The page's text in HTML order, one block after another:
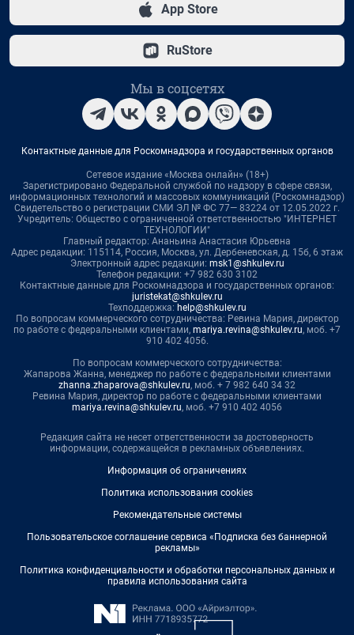
App Store
RuStore
Мы в соцсетях
Контактные данные для Роскомнадзора и государственных органов
Сетевое издание «Москва онлайн» (18+)
Зарегистрировано Федеральной службой по надзору в сфере связи,
информационных технологий и массовых коммуникаций (Роскомнадзор)
Свидетельство о регистрации СМИ ЭЛ № ФС 77— 83224 от 12.05.2022 г.
Учредитель: Общество с ограниченной ответственностью "ИНТЕРНЕТ
ТЕХНОЛОГИИ"
Главный редактор: Ананьина Анастасия Юрьевна
Адрес редакции: 115114, Россия, Москва, ул. Дербеневская, д. 15б, 6 этаж
Электронный адрес редакции: msk1@shkulev.ru
Телефон редакции: +7 982 630 3102
Контактные данные для Роскомнадзора и государственных органов:
juristekat@shkulev.ru
Техподдержка: help@shkulev.ru
По вопросам коммерческого сотрудничества: Ревина Мария, директор
по работе с федеральными клиентами, mariya.revina@shkulev.ru, моб. +7
910 402 4056.
По вопросам коммерческого сотрудничества:
Жапарова Жанна, менеджер по работе с федеральными клиентами
zhanna.zhaparova@shkulev.ru, моб. + 7 982 640 34 32
Ревина Мария, директор по работе с федеральными клиентами
mariya.revina@shkulev.ru, моб. +7 910 402 4056
Редакция сайта не несет ответственности за достоверность
информации, содержащейся в рекламных объявлениях.
Информация об ограничениях
Политика использования cookies
Рекомендательные системы
Пользовательское соглашение сервиса «Подписка без баннерной
рекламы»
Политика конфиденциальности и обработки персональных данных и
правила использования сайта